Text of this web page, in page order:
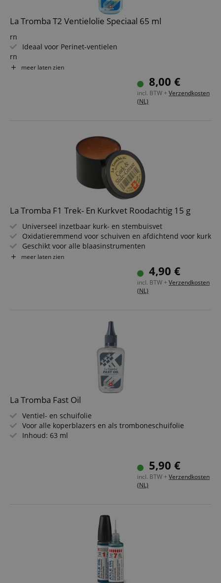
La Tromba T2 Ventielolie Speciaal 65 ml
rn
Ideaal voor Perinet-ventielen
rn
Ook geschikt voor cilinderventielen
meer laten zien
8,00 €
incl. BTW + Verzendkosten
(NL)
La Tromba F1 Trek- En Kurkvet Roodachtig 15 g
Universeel inzetbaar kurk- en stembuisvet
Oxidatieremmend voor schuiven en afdichtend voor kurk
Geschikt voor alle blaasinstrumenten
Voorkomt vastzitten van schuiven
meer laten zien
4,90 €
incl. BTW + Verzendkosten
(NL)
La Tromba Fast Oil
Ventiel- en schuifolie
Voor alle koperblazers en als tromboneschuifolie
Inhoud: 63 ml
5,90 €
incl. BTW + Verzendkosten
(NL)